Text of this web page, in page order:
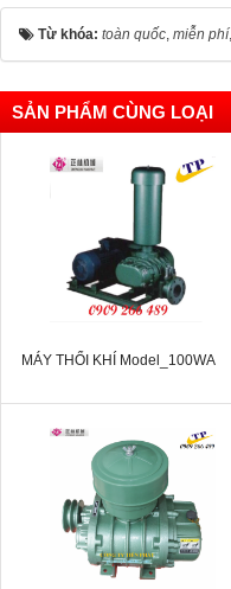
Từ khóa: toàn quốc miễn phí,
SẢN PHẨM CÙNG LOẠI
MÁY THỔI KHÍ Model_100WA